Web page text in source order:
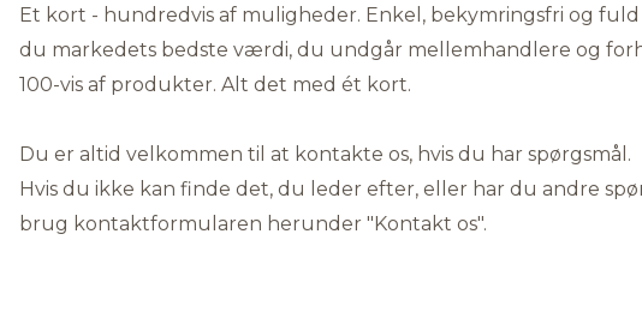
Et kort - hundredvis af muligheder. Enkel, bekymringsfri og
du markedets bedste værdi, du undgår mellemhandlere og
100-vis af produkter. Alt det med ét kort.
Du er altid velkommen til at kontakte os, hvis du har spørgsmål.
Hvis du ikke kan finde det, du leder efter, eller har du andre
brug kontaktformularen herunder "Kontakt os".